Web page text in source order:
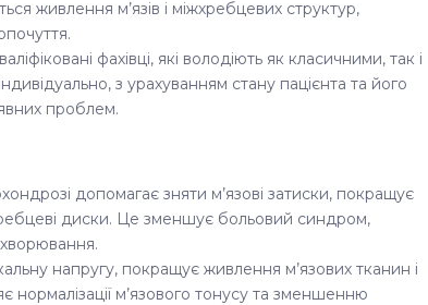
живлення м’язів і міжхребцевих структур,
фахівці, які володіють як класичними, так і
з урахуванням стану пацієнта та його
проблем.
допомагає зняти м’язові затиски, покращує
диски. Це зменшує больовий синдром,
напругу, покращує живлення м’язових тканин і
м’язового тонусу та зменшенню